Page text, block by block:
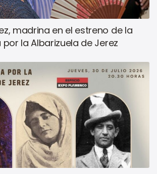
madrina en el estreno de la
la Albarizuela de Jerez